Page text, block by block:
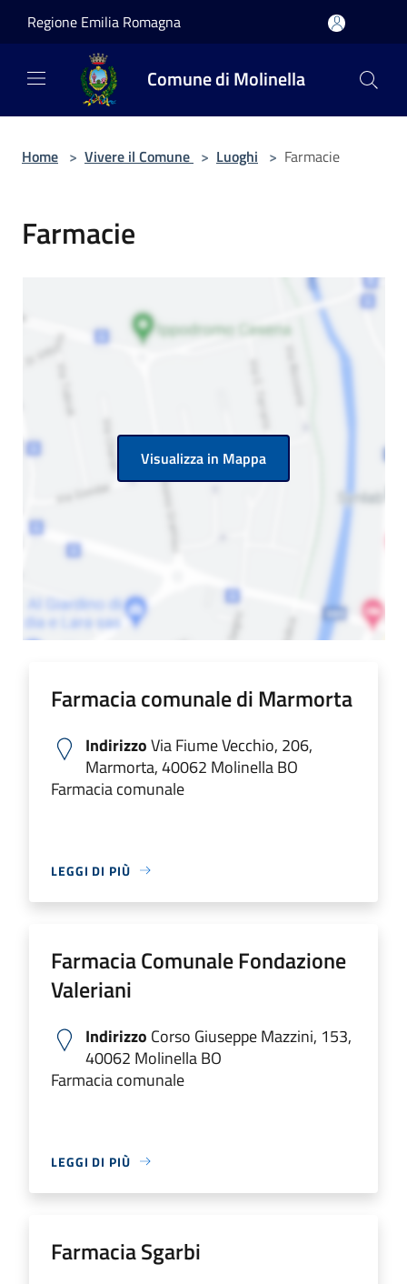
Regione Emilia Romagna
Comune di Molinella
Home > Vivere il Comune > Luoghi > Farmacie
Farmacie
Visualizza in Mappa
Farmacia comunale di Marmorta
IndirizzoVia Fiume Vecchio, 206,
Marmorta, 40062 Molinella BO
Farmacia comunale
LEGGI DI PIÙ
Farmacia Comunale Fondazione
Valeriani
Indirizzo Corso Giuseppe Mazzini, 153,
40062 Molinella BO
Farmacia comunale
LEGGI DI PIÙ
Farmacia Sgarbi